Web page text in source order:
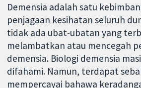
Demensia adalah satu
penjagaan kesihatan seluruh
tidak ada ubat-ubatan yang
melambatkan atau mencegah
demensia. Biologi demensia
difahami. Namun, terdapat
mempercayai bahawa